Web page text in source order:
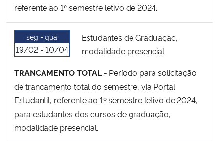
referente ao 1º semestre letivo de 2024.
seg - qua
19/02 - 10/04
Estudantes de Graduação,
modalidade presencial
TRANCAMENTO TOTAL- Período para solicitação
de trancamento total do semestre, via Portal
Estudantil, referente ao 1º semestre letivo de 2024,
para estudantes dos cursos de graduação,
modalidade presencial.